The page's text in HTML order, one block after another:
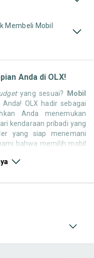
Membeli Mobil
Anda di OLX!
yang sesuai? Mobil
OLX hadir sebagai
Anda menemukan
kendaraan pribadi yang
yang siap menemani
bahwa memilih mobil
di seluruh Indonesia.
Anda!
bukan perkara mudah.
Di OLX, Anda akan